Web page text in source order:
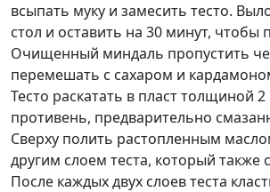
всыпать муку и замесить тесто.
стол и оставить на 30 минут, чтобы
Очищенный миндаль пропустить
перемешать с сахаром и
Тесто раскатать в пласт толщиной
противень, предварительно
Сверху полить растопленным
другим слоем теста, который также
После каждых двух слоев теста